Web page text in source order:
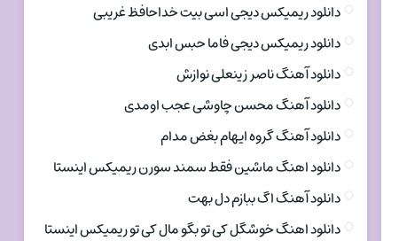
دانلود ریمیکس دیجی اسی بیت خداحافظ غریبی
دانلود ریمیکس دیجی فاما حبس ابدی
دانلود آهنگ ناصر زینعلی نوازش
دانلود آهنگ محسن چاوشی عجب اومدی
دانلود آهنگ گروه ایهام بغض مدام
دانلود اهنگ ماشین فقط سمند سورن ریمیکس اینستا
دانلود آهنگ اگ ببازم دل بهت
دانلود اهنگ خوشگل کی تو بگو مال کی تو ریمیکس اینستا